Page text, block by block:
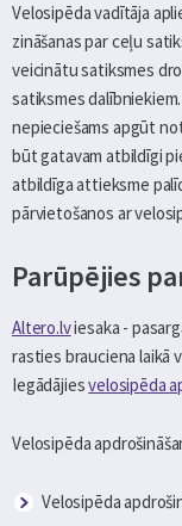
Velosipēda vadītāja
zināšanas par ceļu
veicinātu satiksmes
satiksmes
nepieciešams apgūt
būt gatavam atbildīgi
atbildīga attieksme
pārvietošanos ar
Parūpējies
Altero.lviesaka -
rasties brauciena laikā
Iegādājiesvelosipēda
Velosipēda
Velosipēda